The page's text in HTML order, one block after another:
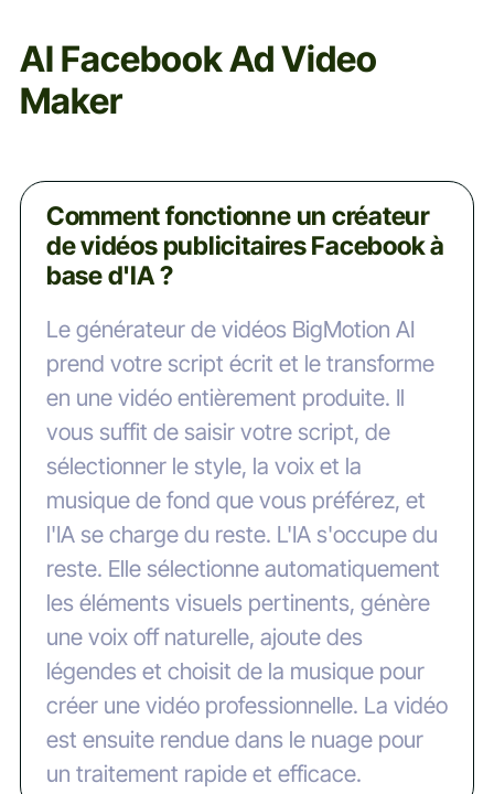
AI Facebook Ad Video
Maker
Comment fonctionne un créateur
de vidéos publicitaires Facebook à
base d'IA ?
Le générateur de vidéos BigMotion AI
prend votre script écrit et le transforme
en une vidéo entièrement produite. Il
vous suffit de saisir votre script, de
sélectionner le style, la voix et la
musique de fond que vous préférez, et
l'IA se charge du reste. L'IA s'occupe du
reste. Elle sélectionne automatiquement
les éléments visuels pertinents, génère
une voix off naturelle, ajoute des
légendes et choisit de la musique pour
créer une vidéo professionnelle. La vidéo
est ensuite rendue dans le nuage pour
un traitement rapide et efficace.